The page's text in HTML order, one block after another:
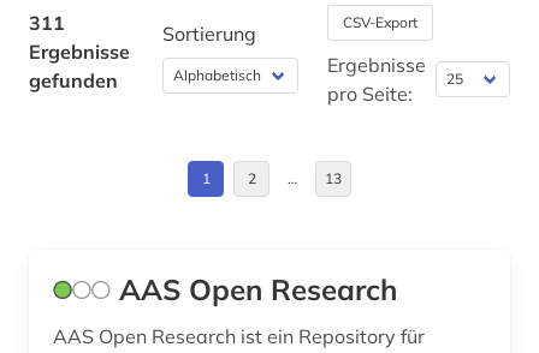
biologie (16)
biologische ozeanographie (1)
biomathematik (1)
biophysik (1)
311
Ergebnisse
gefunden
Sortierung CSV-Export
Ergebnisse
pro Seite:
1 2 … 13
AAS Open Research
AAS Open Research ist ein Repository für